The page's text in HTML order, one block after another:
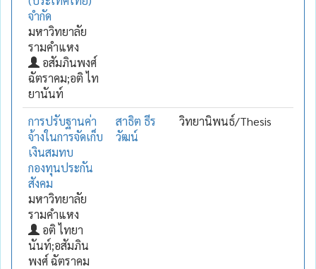
จำกัด
มหาวิทยาลัย
รามคำแหง
อสัมภินพงศ์
ฉัตราคม;อติ ไท
ยานันท์
การปรับฐานค่า
จ้างในการจัดเก็บ
เงินสมทบ
กองทุนประกัน
สังคม
มหาวิทยาลัย
รามคำแหง
อติ ไทยา
นันท์;อสัมภิน
พงศ์ ฉัตราคม
สาธิต ธีร
วัฒน์
วิทยานิพนธ์/Thesis